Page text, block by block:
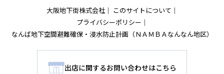
大阪地下街株式会社
このサイトについて
プライバシーポリシー
なんば地下空間避難確保・浸水防止計画（ＮＡＭＢＡなんなん地区）
出店に関するお問い合わせはこちら